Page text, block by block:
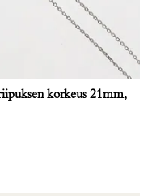
korkeus 21mm,